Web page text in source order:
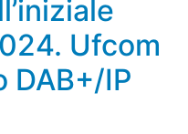
Ufcom
DAB+/IP